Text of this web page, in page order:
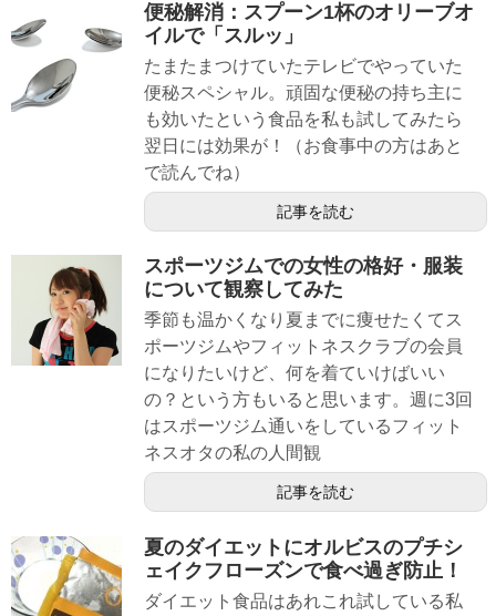
便秘解消：スプーン1杯のオリーブオ
イルで「スルッ」
たまたまつけていたテレビでやっていた
便秘スペシャル。頑固な便秘の持ち主に
も効いたという食品を私も試してみたら
翌日には効果が！（お食事中の方はあと
で読んでね）
記事を読む
スポーツジムでの女性の格好・服装
について観察してみた
季節も温かくなり夏までに痩せたくてス
ポーツジムやフィットネスクラブの会員
になりたいけど、何を着ていけばいい
の？という方もいると思います。週に3回
はスポーツジム通いをしているフィット
ネスオタの私の人間観
記事を読む
夏のダイエットにオルビスのプチシ
ェイクフローズンで食べ過ぎ防止！
ダイエット食品はあれこれ試している私